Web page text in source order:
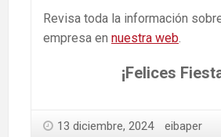
Revisa toda la información
empresa en nuestra web.
¡Felices
13 diciembre, 2024 eibaper